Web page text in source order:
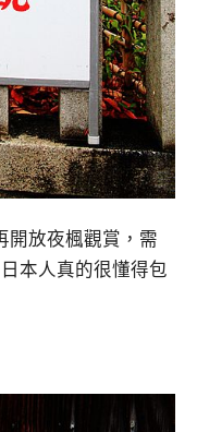
開放夜楓觀賞，需
本人真的很懂得包